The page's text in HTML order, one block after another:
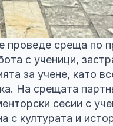
проведе среща по
с ученици,
за учене, като
На срещата
сесии с
с културата и